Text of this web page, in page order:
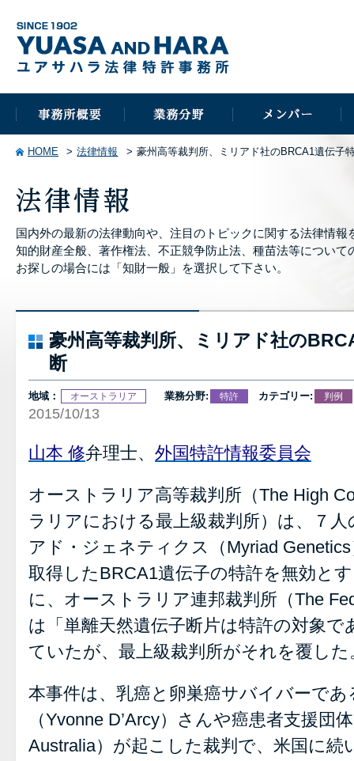
HOME 法律情報 豪州高等裁判所、ミリアド社のBRCA1遺伝子
国内外の最新の法律動向や、注目のトピックに関する法律情報
知的財産全般、著作権法、不正競争防止法、種苗法等について
お探しの場合には「知財一般」を選択して下さい。
豪州高等裁判所、ミリアド社の
断
地域： オーストラリア 業務分野: 特許 カテゴリー: 判例
2015/10/13
山本 修弁理士、 外国特許情報委員会
オーストラリア高等裁判所（The High
ラリアにおける最上級裁判所）は、７
アド・ジェネティクス（Myriad
取得したBRCA1遺伝子の特許を無効と
に、オーストラリア連邦裁判所（The
は「単離天然遺伝子断片は特許の対象
ていたが、最上級裁判所がそれを覆した
本事件は、乳癌と卵巣癌サバイバーで
（Yvonne D’Arcy）さんや癌患者支援団
Australia）が起こした裁判で、米国に